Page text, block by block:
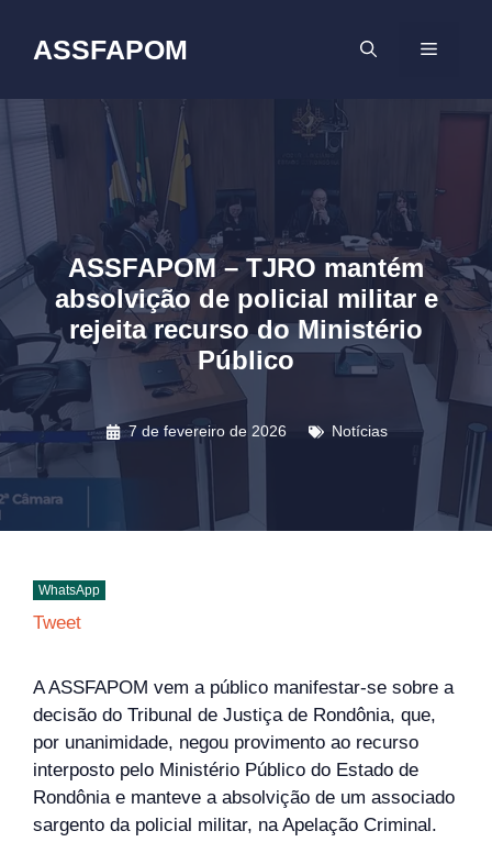
conteúdo
ASSFAPOM MENU
ASSFAPOM – TJRO mantém
absolvição de policial militar e
rejeita recurso do Ministério
Público
7 de fevereiro de 2026 Notícias
WhatsApp
Tweet
A ASSFAPOM vem a público manifestar-se sobre a
decisão do Tribunal de Justiça de Rondônia, que,
por unanimidade, negou provimento ao recurso
interposto pelo Ministério Público do Estado de
Rondônia e manteve a absolvição de um associado
sargento da policial militar, na Apelação Criminal.